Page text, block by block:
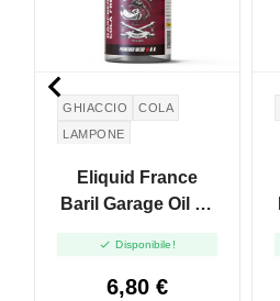
GHIACCIO
COLA
LAMPONE
Eliquid France
Baril Garage Oil 20
Fresh - Mini Shot
10+20
 Disponibile!
6,80 €
